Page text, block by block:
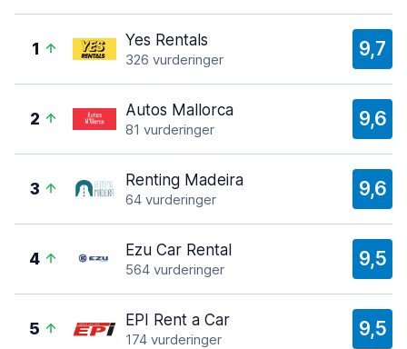
1 Yes Rentals
326 vurderinger 9,7
2 Autos Mallorca
81 vurderinger 9,6
3 Renting Madeira
64 vurderinger 9,6
4 Ezu Car Rental
564 vurderinger 9,5
5 EPI Rent a Car
174 vurderinger 9,5